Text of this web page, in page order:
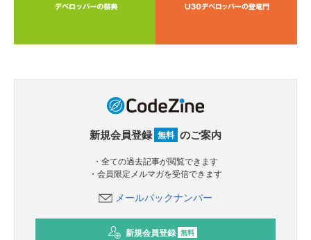
新規会員登録 無料 のご案内
・全ての過去記事が閲覧できます
・会員限定メルマガを受信できます
メールバックナンバー
新規会員登録 無料